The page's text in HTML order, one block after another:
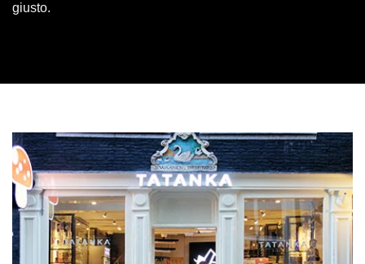
giusto.